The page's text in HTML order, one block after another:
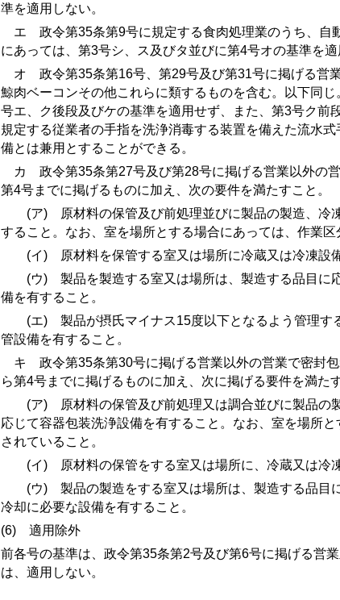
準を適用しない。
エ 政令第35条第9号に規定する食肉処理業のうち、自
にあっては、 第3号シ ス 及びタ並びに第4号オの基準を適
オ 政令第35条第16号、第29号及び第31号に掲げる営業
鯨肉ベーコンその他これらに類するものを含む。以下同じ
号エ
ク後段及びケの基準を適用せず、また、 第3号ク前
規定する従業者の手指を洗浄消毒する装置を備えた流水
備とは兼用とすることができる。
カ 政令第35条第27号及び第28号に掲げる営業以外の営
第4号までに掲げるものに加え、次の要件を満たすこと。
(ア) 原材料の保管及び前処理並びに製品の製造、冷凍
すること。なお、室を場所とする場合にあっては、作業区
(イ) 原材料を保管する室又は場所に冷蔵又は冷凍設備
(ウ) 製品を製造する室又は場所は、製造する品目に応
備を有すること。
(エ) 製品が摂氏マイナス15度以下となるよう管理す
管設備を有すること。
キ 政令第35条第30号に掲げる営業以外の営業で密封包
ら第4号までに掲げるものに加え、次に掲げる要件を満た
(ア) 原材料の保管及び前処理又は調合並びに製品の製
応じて容器包装洗浄設備を有すること。なお、室を場所
されていること。
(イ) 原材料の保管をする室又は場所に、冷蔵又は冷凍
(ウ) 製品の製造をする室又は場所は、製造する品目に
冷却に必要な設備を有すること。
(6) 適用除外
前各号の基準は、政令第35条第2号及び第6号に掲げる営
は、適用しない。